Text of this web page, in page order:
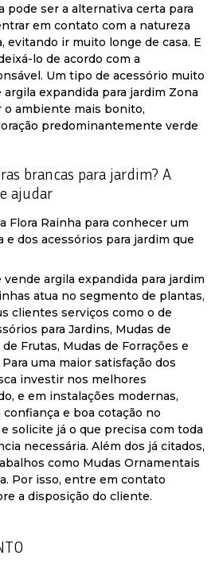
pode ser a alternativa certa para
em contato com a natureza
evitando ir muito longe de casa. E
lo de acordo com a
Um tipo de acessório muito
expandida para jardim Zona
o ambiente mais bonito,
predominantemente verde
brancas para jardim? A
ajudar
Flora Rainha para conhecer um
e dos acessórios para jardim que
argila expandida para jardim
atua no segmento de plantas,
clientes serviços como o de
para Jardins, Mudas de
Frutas, Mudas de Forrações e
uma maior satisfação dos
investir nos melhores
e em instalações modernas,
e boa cotação no
solicite já o que precisa com toda
necessária. Além dos já citados,
como Mudas Ornamentais
Por isso, entre em contato
a disposição do cliente.